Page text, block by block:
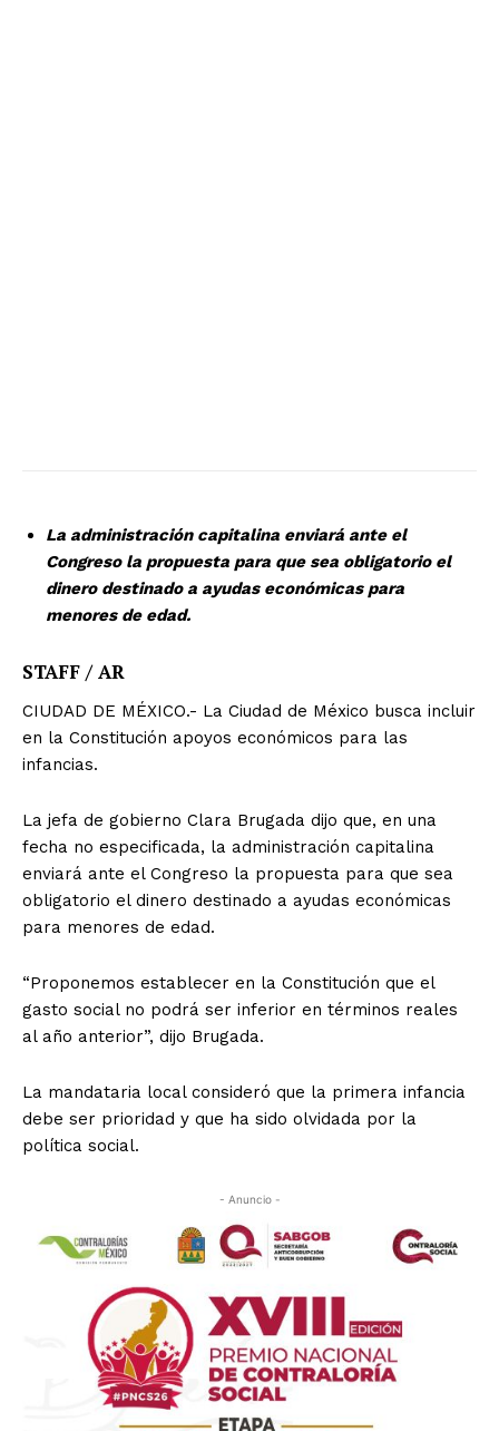
La administración capitalina enviará ante el
Congreso la propuesta para que sea obligatorio el
dinero destinado a ayudas económicas para
menores de edad.
STAFF / AR
CIUDAD DE MÉXICO.- La Ciudad de México busca incluir
en la Constitución apoyos económicos para las
infancias.
La jefa de gobierno Clara Brugada dijo que, en una
fecha no especificada, la administración capitalina
enviará ante el Congreso la propuesta para que sea
obligatorio el dinero destinado a ayudas económicas
para menores de edad.
“Proponemos establecer en la Constitución que el
gasto social no podrá ser inferior en términos reales
al año anterior”, dijo Brugada.
La mandataria local consideró que la primera infancia
debe ser prioridad y que ha sido olvidada por la
política social.
- Anuncio -